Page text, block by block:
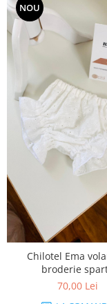
NOU
Chilotel Ema
broderie
70,00 Lei